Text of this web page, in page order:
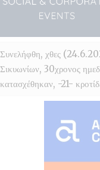
Συνελήφθη, χθες
Σικυωνίων, 30χρονος
κατασχέθηκαν, -21-